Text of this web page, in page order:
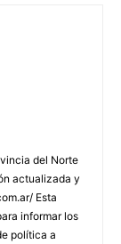
del Norte
actualizada y
Esta
informar los
política a